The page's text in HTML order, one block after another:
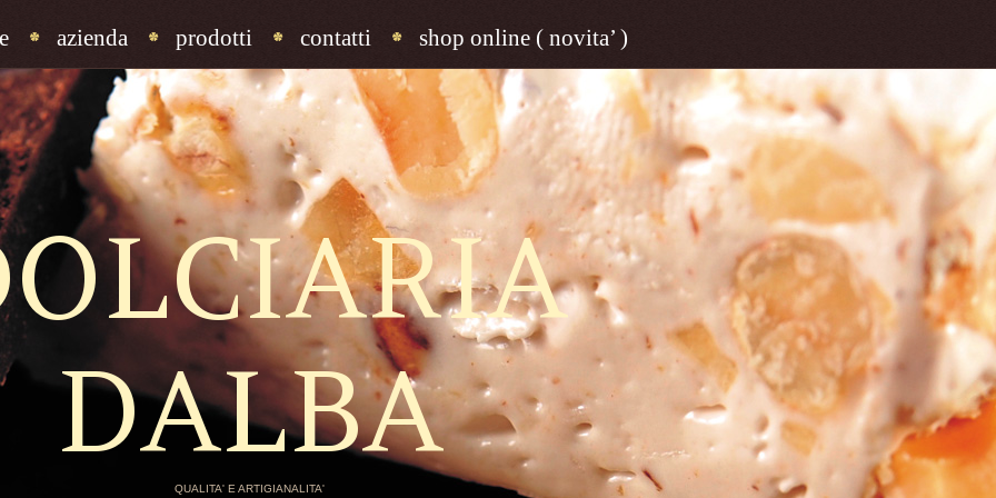
azienda prodotti contatti shop online ( novita’ )
DALBA
QUALITA' E ARTIGIANALITA'